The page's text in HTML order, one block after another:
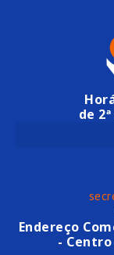
de
Endereço
- Centro